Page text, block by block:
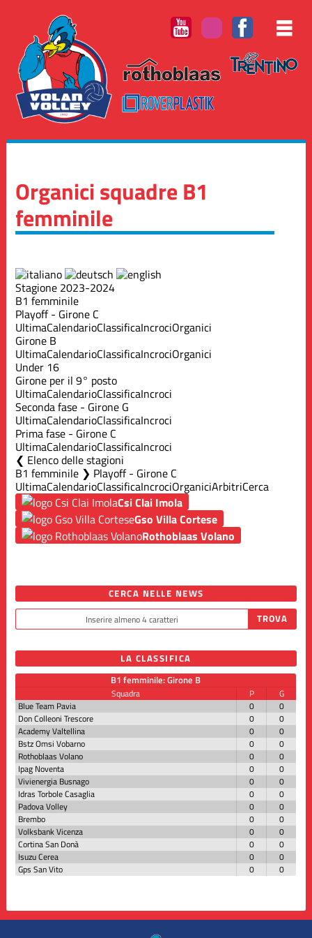
Organici squadre B1
femminile
Stagione 2023-2024
B1 femminile
Playoff - Girone C
UltimaCalendarioClassificaIncrociOrganici
Girone B
UltimaCalendarioClassificaIncrociOrganici
Under 16
Girone per il 9° posto
UltimaCalendarioClassificaIncroci
Seconda fase - Girone G
UltimaCalendarioClassificaIncroci
Prima fase - Girone C
UltimaCalendarioClassificaIncroci
Elenco delle stagioni
B1 femminile ❯ Playoff - Girone C
UltimaCalendarioClassificaIncrociOrganiciArbitriCerca
Csi Clai Imola
Gso Villa Cortese
Rothoblaas Volano
CERCA NELLE NEWS
LA CLASSIFICA
B1 femminile: Girone B
Squadra P
G
Blue Team Pavia
0
0
Don Colleoni Trescore
0
0
Academy Valtellina
0
0
Bstz Omsi Vobarno
0
0
Rothoblaas Volano
0
0
Ipag Noventa
0
0
Vivienergia Busnago
0
0
Idras Torbole Casaglia
0
0
Padova Volley
0
0
Brembo
0
0
Volksbank Vicenza
0
0
Cortina San Donà
0
0
Isuzu Cerea
0
0
Gps San Vito
0 0